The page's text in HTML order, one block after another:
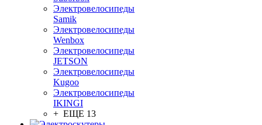
Электровелосипеды
Samik
Электровелосипеды
Wenbox
Электровелосипеды
JETSON
Электровелосипеды
Kugoo
Электровелосипеды
IKINGI
+ ЕЩЕ 13